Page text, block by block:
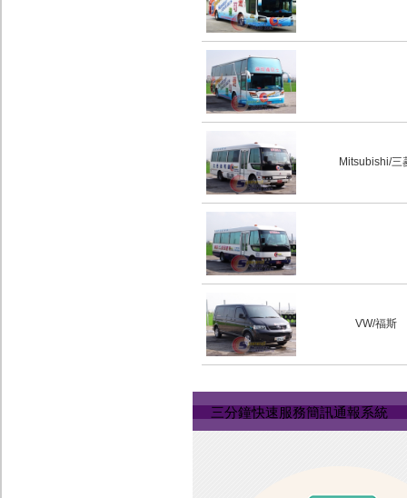
Mitsubishi/三
VW/福斯
三分鐘快速服務簡訊通報系統